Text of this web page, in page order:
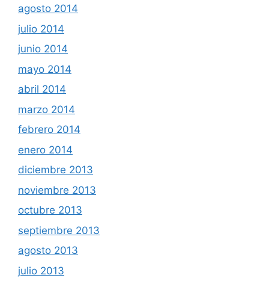
agosto 2014
julio 2014
junio 2014
mayo 2014
abril 2014
marzo 2014
febrero 2014
enero 2014
diciembre 2013
noviembre 2013
octubre 2013
septiembre 2013
agosto 2013
julio 2013